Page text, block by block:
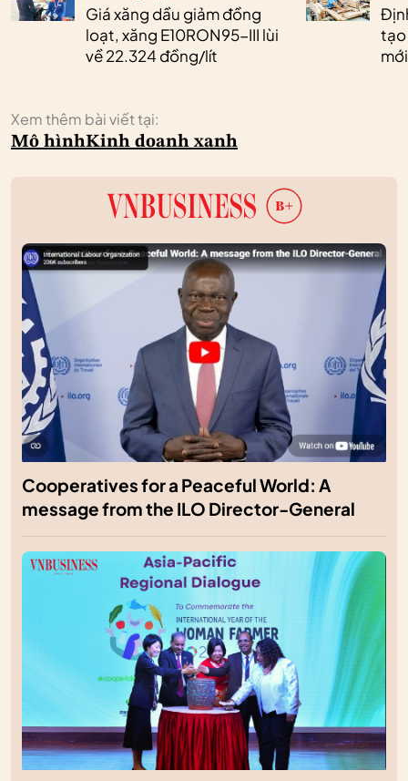
Giá xăng dầu giảm đồng
loạt, xăng E10RON95-III lùi
về 22.324 đồng/lít
tạo
Xem thêm bài viết tại:
Mô hìnhKinh doanh xanh
Cooperatives for a Peaceful World: A
message from the ILO Director-General